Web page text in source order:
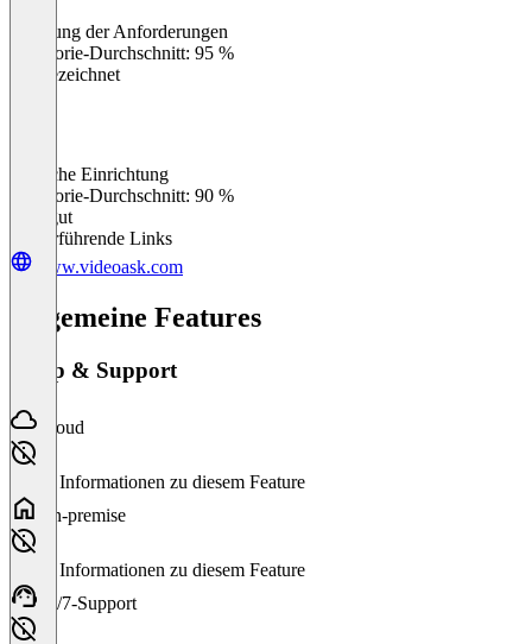
Erfüllung der Anforderungen
Kategorie-Durchschnitt: 95 %
Ausgezeichnet
Einfache Einrichtung
Kategorie-Durchschnitt: 90 %
Sehr gut
Weiterführende Links
www.videoask.com
Allgemeine Features
Setup & Support
Cloud
Keine Informationen zu diesem Feature
On-premise
Keine Informationen zu diesem Feature
24/7-Support